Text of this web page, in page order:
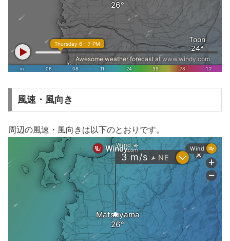
風速・風向き
周辺の風速・風向きは以下のとおりです。